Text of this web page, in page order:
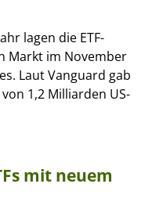
lagen die ETF-
Markt im November
Laut Vanguard gab
1,2 Milliarden US-
mit neuem